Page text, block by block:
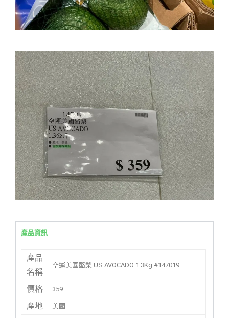
產品資訊
產品
名稱
空運美國酪梨 US AVOCADO 1.3Kg #147019
價格 359
產地 美國